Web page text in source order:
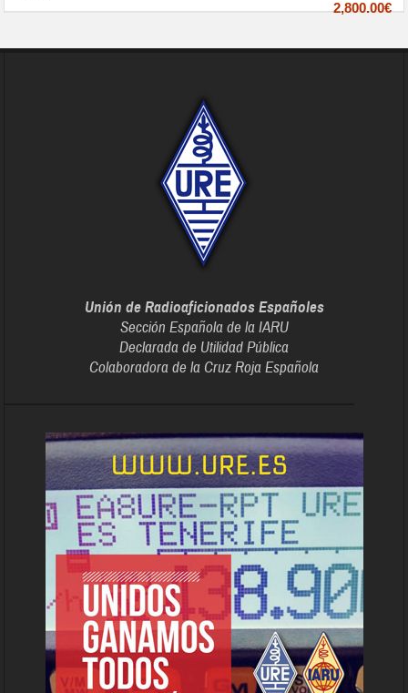
2,800.00€
Unión de Radioaficionados Españoles
Sección Española de la IARU
Declarada de Utilidad Pública
Colaboradora de la Cruz Roja Española